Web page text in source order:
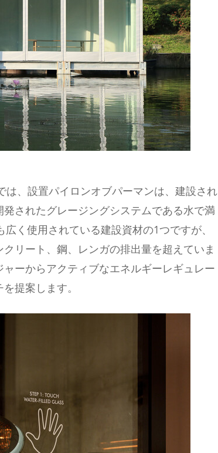
、設置パイロンオブパーマンは、建設され
されたグレージングシステムである水で満
く使用されている建設資材の1つですが、
リート、鋼、レンガの排出量を超えていま
ーからアクティブなエネルギーレギュレー
提案します。